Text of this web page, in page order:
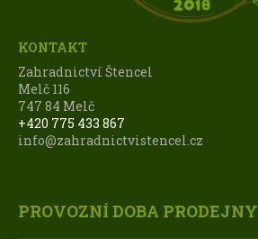
KONTAKT
Zahradnictví Štencel
Melč 116
747 84 Melč
+420 775 433 867
info@zahradnictvistencel.cz
PROVOZNÍ DOBA PRODEJNY